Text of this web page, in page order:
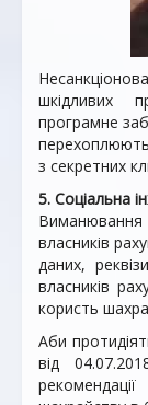
шкідливих
програмне
перехоплюють
з секретних
5. Соціальна
власників
даних,
власників
користь
Аби
від